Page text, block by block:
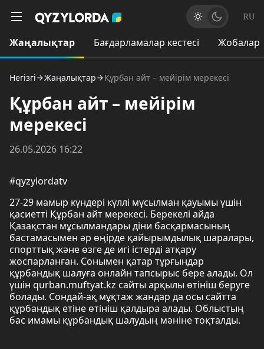
RU
Жаңалықтар Бағдарламалар кестесі Жобалар
Негізгі Жаңалықтар Құрбан айт – мейірім мерекесі
Құрбан айт – мейірім
мерекесі
26.05.2026 16:22
#qyzylordatv
27-29 мамыр күндері күллі мұсылман қауымы үшін
қасиетті Құрбан айт мерекесі. Берекелі айда
Қазақстан мұсылмандары діни басқармасының
бастамасымен әр өңірде қайырымдылық шаралары,
спорттық және өзге де игі істерді атқару
жоспарланған. Сонымен қатар тұрғындар
құрбандық шалуға онлайн тапсырыс бере алады. Ол
үшін qurban.muftyat.kz сайты арқылы өтініш беруге
болады. Сондай-ақ мұқтаж жандар да осы сайтта
құрбандық етіне өтініш қалдыра алады. Облыстың
бас имамы құрбандық шалудың мәніне тоқталды.